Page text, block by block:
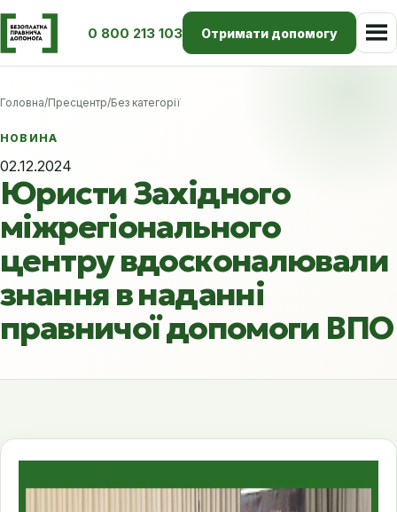
0 800 213 103 Отримати допомогу
Головна/Пресцентр/Без категорії
НОВИНА
02.12.2024
Юристи Західного
міжрегіонального
центру вдосконалювали
знання в наданні
правничої допомоги ВПО